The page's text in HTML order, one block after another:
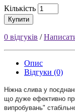
Кількість
Купити
0 відгуків /
Опис
Відгуки (0)
Ніжна слива у
що дуже ефективно
випробувань"